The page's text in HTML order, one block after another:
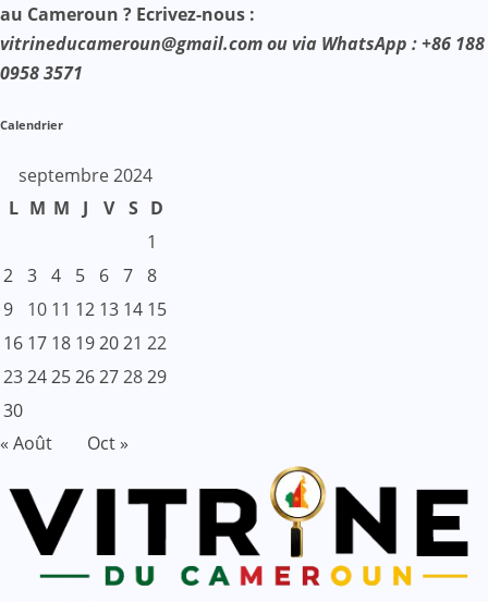
au Cameroun ? Ecrivez-nous :
vitrineducameroun@gmail.com ou via WhatsApp : +86 188
0958 3571
Calendrier
septembre 2024
L M M J V S D
1
2 3 4 5 6 7 8
9
10 11 12 13 14 15
16 17 18 192021 22
23242526272829
30
« Août
Oct »